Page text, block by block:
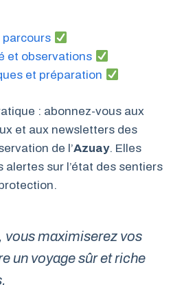
parcours
et observations
et préparation
: abonnez-vous aux
et aux newsletters des
de l’Azuay. Elles
alertes sur l’état des sentiers
vous maximiserez vos
un voyage sûr et riche